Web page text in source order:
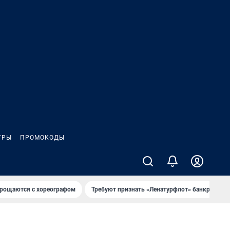
ПРОМОКОДЫ
с хореографом Требуют признать «Ленатурфлот» банкротом